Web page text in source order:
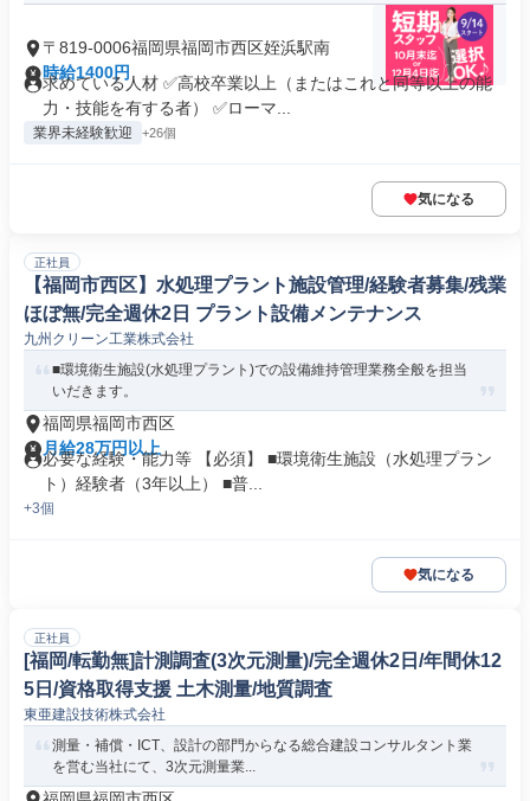
〒819-0006福岡県福岡市西区姪浜駅南
時給1400円
求めている人材 ✅高校卒業以上（またはこれと同等以上の能
力・技能を有する者） ✅ローマ...
業界未経験歓迎 +26個
気になる
正社員
【福岡市西区】水処理プラント施設管理/経験者募集/残業
ほぼ無/完全週休2日 プラント設備メンテナンス
九州クリーン工業株式会社
■環境衛生施設(水処理プラント)での設備維持管理業務全般を担当
いだきます。
福岡県福岡市西区
月給28万円以上
必要な経験・能力等 【必須】 ■環境衛生施設（水処理プラン
ト）経験者（3年以上） ■普...
+3個
気になる
正社員
[福岡/転勤無]計測調査(3次元測量)/完全週休2日/年間休12
5日/資格取得支援 土木測量/地質調査
東亜建設技術株式会社
測量・補償・ICT、設計の部門からなる総合建設コンサルタント業
を営む当社にて、3次元測量業...